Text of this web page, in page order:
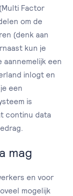
Factor
om de
(denk aan
kun je
een
inlogt en
een
is
continu data
mag
en voor
mogelijk